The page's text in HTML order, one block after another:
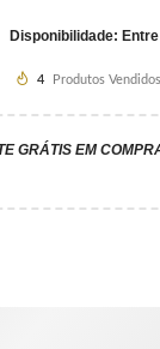
Disponibilidade:
4 Produtos
GRÁTIS EM